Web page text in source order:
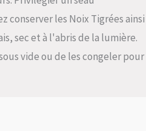
les Noix Tigrées ainsi
sec et à l'abris de la lumière.
vide ou de les congeler pour